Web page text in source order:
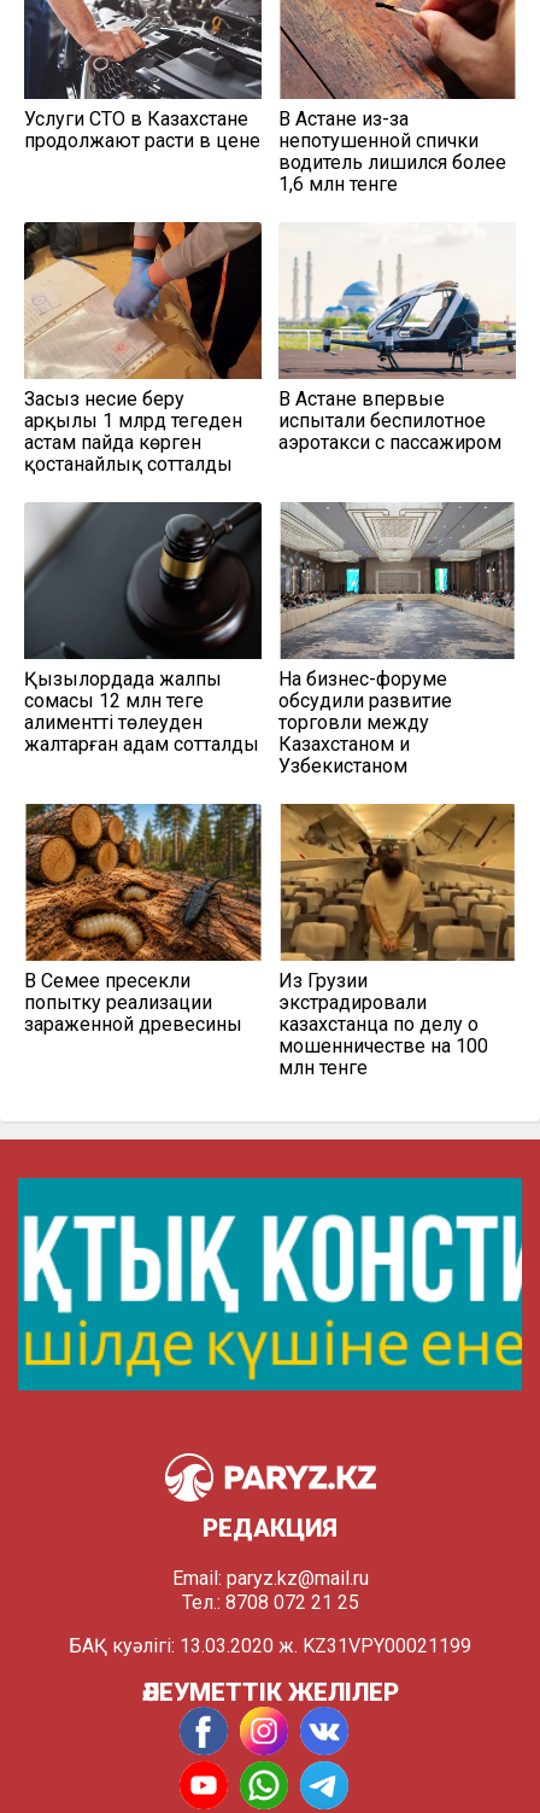
Услуги СТО в Казахстане
продолжают расти в цене
В Астане из-за
непотушенной спички
водитель лишился более
1,6 млн тенге
Заңсыз несие беру
арқылы 1 млрд теңгеден
астам пайда көрген
қостанайлық сотталды
В Астане впервые
испытали беспилотное
аэротакси с пассажиром
Қызылордада жалпы
сомасы 12 млн теңге
алиментті төлеуден
жалтарған адам сотталды
На бизнес-форуме
обсудили развитие
торговли между
Казахстаном и
Узбекистаном
В Семее пресекли
попытку реализации
зараженной древесины
Из Грузии
экстрадировали
казахстанца по делу о
мошенничестве на 100
млн тенге
РЕДАКЦИЯ
Email: paryz.kz@mail.ru
Тел.: 8708 072 21 25
БАҚ куәлігі: 13.03.2020 ж. KZ31VPY00021199
ӘЛЕУМЕТТІК ЖЕЛІЛЕР